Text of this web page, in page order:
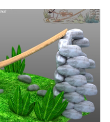
кои-то водят до
областта на 3D моделира-
на игри, виртуалната и
дизайн и